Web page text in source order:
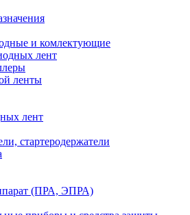
и комлектующие
лент
ленты
лент
стартеродержатели
(ПРА, ЭПРА)